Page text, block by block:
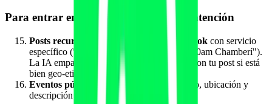
Para entrar en recomendaciones por intención
Posts recurrentes en Instagram + Facebook con servicio
específico ("clase Pilates iniciados sábado 10am Chamberí").
La IA empareja la intención de la consulta con tu post si está
bien geo-etiquetado.
Eventos públicos de Facebook
con horario, ubicación y
descripción clara.